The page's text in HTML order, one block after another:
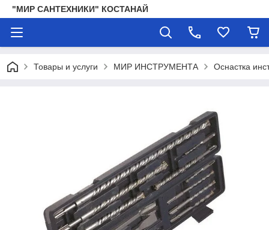
"МИР САНТЕХНИКИ" КОСТАНАЙ
Товары и услуги МИР ИНСТРУМЕНТА Оснастка